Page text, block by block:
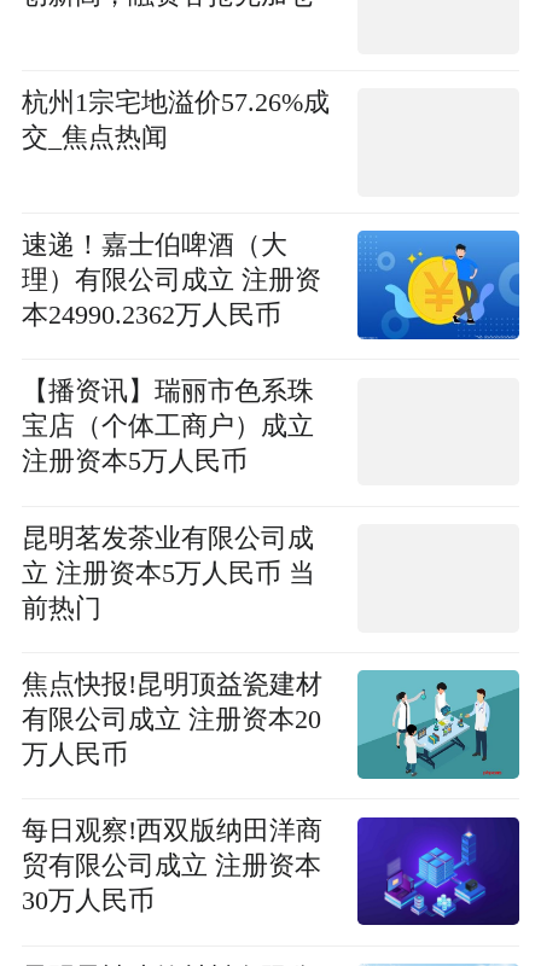
杭州1宗宅地溢价57.26%成
交_焦点热闻
速递！嘉士伯啤酒（大
理）有限公司成立 注册资
本24990.2362万人民币
【播资讯】瑞丽市色系珠
宝店（个体工商户）成立
注册资本5万人民币
昆明茗发茶业有限公司成
立 注册资本5万人民币 当
前热门
焦点快报!昆明顶益瓷建材
有限公司成立 注册资本20
万人民币
每日观察!西双版纳田洋商
贸有限公司成立 注册资本
30万人民币